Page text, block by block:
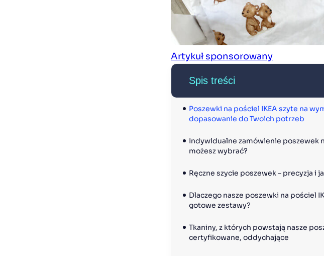
Artykuł sponsorowany
Spis treści
Poszewki na pościel IKEA szyte na
dopasowanie do Twoich potrzeb
Indywidualne zamówienie poszewek
możesz wybrać?
Ręczne szycie poszewek – precyzja i
Dlaczego nasze poszewki na pościel
gotowe zestawy?
Tkaniny, z których powstają nasze
certyfikowane, oddychające